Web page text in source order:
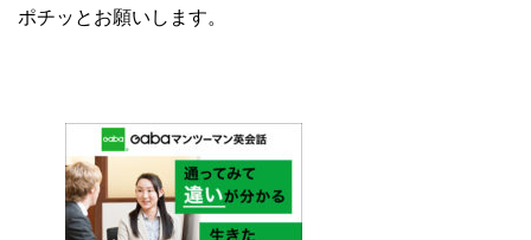
ポチッとお願いします。